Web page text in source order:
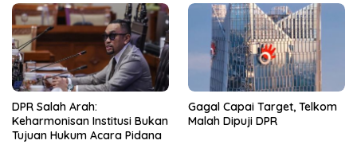
DPR Salah Arah:
Keharmonisan Institusi Bukan
Tujuan Hukum Acara Pidana
Gagal Capai Target, Telkom
Malah Dipuji DPR